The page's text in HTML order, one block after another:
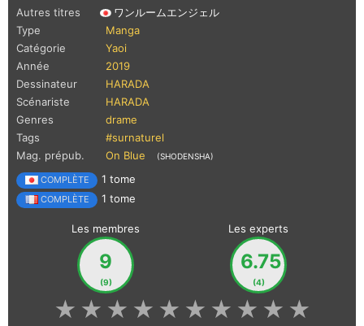
Autres titres
ワンルームエンジェル
Type
Manga
Catégorie
Yaoi
Année
2019
Dessinateur
HARADA
Scénariste
HARADA
Genres
drame
Tags
#surnaturel
Mag. prépub.
On Blue (SHODENSHA)
COMPLÈTE 1 tome
COMPLÈTE 1 tome
Les membres
9
(9)
Les experts
6.75
(4)
★
★
★
★
★
★
★
★
★
★